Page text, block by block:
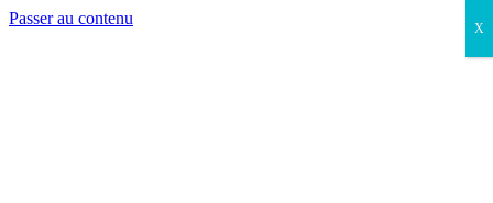
Passer au contenu
X